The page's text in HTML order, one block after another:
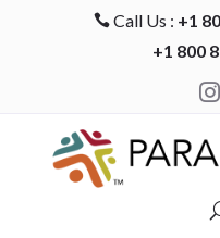
 Call Us : +1
+1 800
